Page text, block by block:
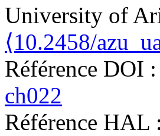
University of
⟨10.2458/
Référence DOI :
ch022
Référence HAL :